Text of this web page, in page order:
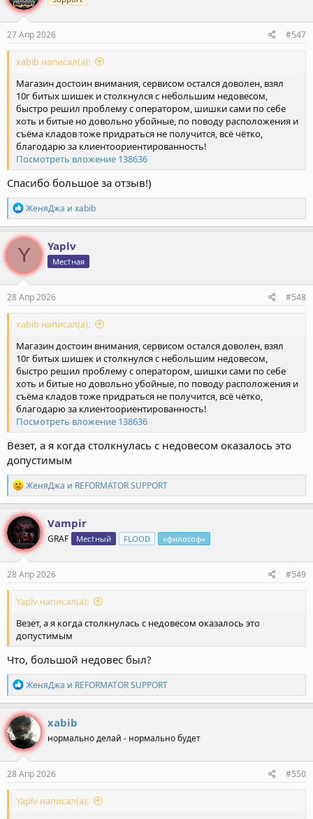
и
:
27 Апр 2026 #547
xabib написал(а):
Магазин достоин внимания, сервисом остался доволен, взял
10г битых шишек и столкнулся с небольшим недовесом,
быстро решил проблему с оператором, шишки сами по себе
хоть и битые но довольно убойные, по поводу расположения и
съёма кладов тоже придраться не получится, всё чётко,
благодарю за клиентоориентированность!
Посмотреть вложение 138636
Спасибо большое за отзыв!)
Р
е
а
к
ц
и
:
ЖеняДжа и xabib
Y Yaplv
Мес†ная
28 Апр 2026 #548
xabib написал(а):
Магазин достоин внимания, сервисом остался доволен, взял
10г битых шишек и столкнулся с небольшим недовесом,
быстро решил проблему с оператором, шишки сами по себе
хоть и битые но довольно убойные, по поводу расположения и
съёма кладов тоже придраться не получится, всё чётко,
благодарю за клиентоориентированность!
Посмотреть вложение 138636
Везет, а я когда столкнулась с недовесом оказалось это
допустимым
Р
е
а
к
ц
и
и
:
ЖеняДжа и REFORMATOR SUPPORT
Vampir
GRAF Мес†ный FLOOD «философ»
28 Апр 2026 #549
Yaplv написал(а):
Везет, а я когда столкнулась с недовесом оказалось это
допустимым
Что, большой недовес был?
Р
е
а
к
ц
и
и
:
ЖеняДжа и REFORMATOR SUPPORT
xabib
нормально делай - нормально будет
28 Апр 2026 #550
Yaplv написал(а):